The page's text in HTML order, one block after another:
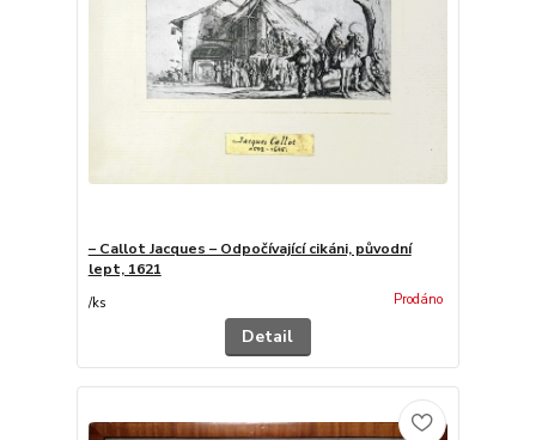
– Callot Jacques – Odpočívající cikáni, původní
lept, 1621
/ks Prodáno
Detail